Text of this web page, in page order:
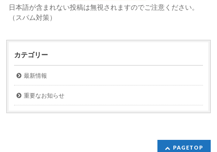
日本語が含まれない投稿は無視されますのでご注意ください。
（スパム対策）
カテゴリー
最新情報
重要なお知らせ
PAGETOP